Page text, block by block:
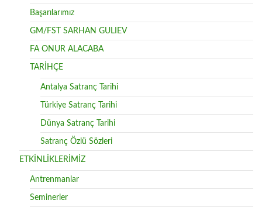
Başarılarımız
GM/FST SARHAN GULIEV
FA ONUR ALACABA
TARİHÇE
Antalya Satranç Tarihi
Türkiye Satranç Tarihi
Dünya Satranç Tarihi
Satranç Özlü Sözleri
ETKİNLİKLERİMİZ
Antrenmanlar
Seminerler